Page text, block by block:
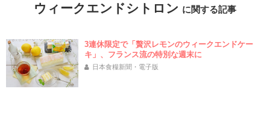
ウィークエンドシトロン に関する記事
3連休限定で「贅沢レモンのウィークエンドケー
キ」、フランス流の特別な週末に
日本食糧新聞・電子版